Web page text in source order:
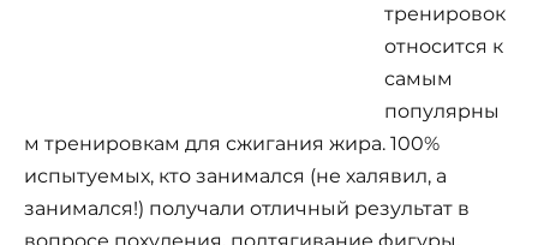
тренировок
относится к
самым
популярны
м тренировкам для сжигания жира. 100%
испытуемых, кто занимался (не халявил, а
занимался!) получали отличный результат в